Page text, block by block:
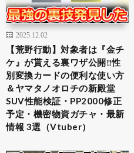
2025.12.02
【荒野行動】対象者は『金チ
ケ』が貰える裏ワザ公開‼性
別変換カードの便利な使い方
＆ヤマタノオロチの新殿堂
SUV性能検証・PP2000修正
予定・機密物資ガチャ・最新
情報 3選（Vtuber）